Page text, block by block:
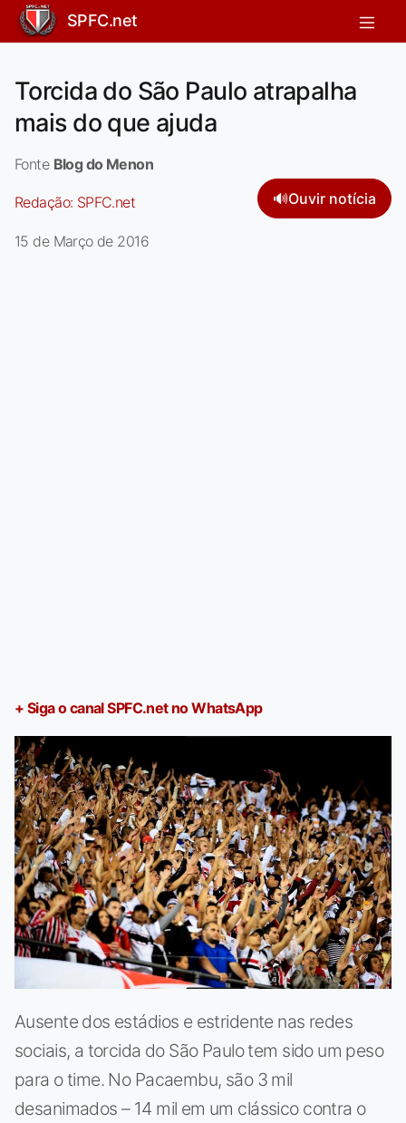
SPFC.net
Torcida do São Paulo atrapalha
mais do que ajuda
Fonte Blog do Menon
Redação: SPFC.net 🔊Ouvir notícia
15 de Março de 2016
+ Siga o canal SPFC.net no WhatsApp
Ausente dos estádios e estridente nas redes
sociais, a torcida do São Paulo tem sido um peso
para o time. No Pacaembu, são 3 mil
desanimados – 14 mil em um clássico contra o